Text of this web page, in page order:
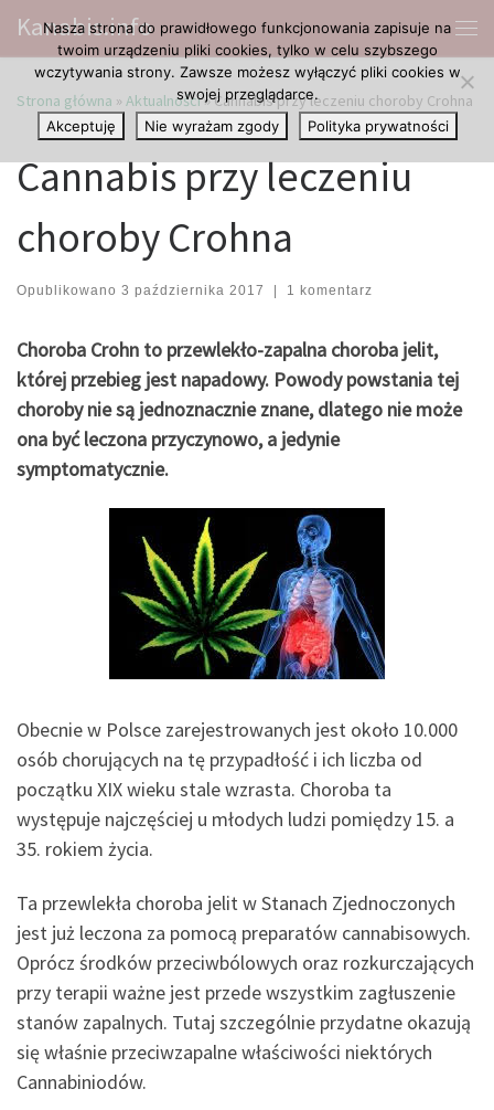
Przejdź do treści
Kanabis.info
Strona główna » Aktualności»Cannabis przy leczeniu choroby Crohna
Cannabis przy leczeniu
choroby Crohna
Opublikowano 3 października 2017 | 1 komentarz
Choroba Crohn to przewlekło-zapalna choroba jelit,
której przebieg jest napadowy. Powody powstania tej
choroby nie są jednoznacznie znane, dlatego nie może
ona być leczona przyczynowo, a jedynie
symptomatycznie.
Obecnie w Polsce zarejestrowanych jest około 10.000
osób chorujących na tę przypadłość i ich liczba od
początku XIX wieku stale wzrasta. Choroba ta
występuje najczęściej u młodych ludzi pomiędzy 15. a
35. rokiem życia.
Ta przewlekła choroba jelit w Stanach Zjednoczonych
jest już leczona za pomocą preparatów cannabisowych.
Oprócz środków przeciwbólowych oraz rozkurczających
przy terapii ważne jest przede wszystkim zagłuszenie
stanów zapalnych. Tutaj szczególnie przydatne okazują
się właśnie przeciwzapalne właściwości niektórych
Cannabiniodów.
Nasza strona do prawidłowego funkcjonowania zapisuje na
twoim urządzeniu pliki cookies, tylko w celu szybszego
wczytywania strony. Zawsze możesz wyłączyć pliki cookies w
swojej przeglądarce.
Akceptuję
Nie wyrażam zgody Polityka prywatności